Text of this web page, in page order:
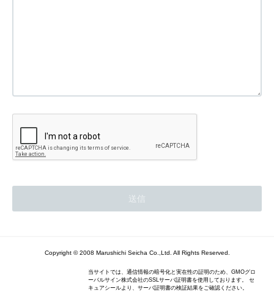
Copyright © 2008 Marushichi Seicha Co.,Ltd. All Rights Reserved.
当サイトでは、通信情報の暗号化と実在性の証明のため、GMOグロ
ーバルサイン株式会社のSSLサーバ証明書を使用しております。 セ
キュアシールより、サーバ証明書の検証結果をご確認ください。